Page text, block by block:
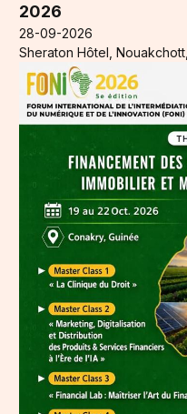
2026
28-09-2026
Sheraton Hôtel,